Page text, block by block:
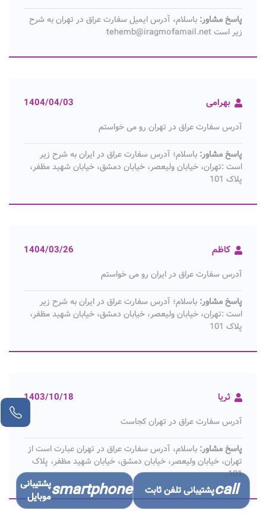
پاسخ مشاور: باسلام، آدرس ایمیل سفارت عراق در تهران به شرح
زیر است tehemb@iragmofamail.net
بهرامی 1404/04/03
آدرس سفارت عراق در تهران رو می خواستم
پاسخ مشاور: باسلام؛ آدرس سفارت عراق در ایران به شرح زیر
است :تهران، خیابان ولیعصر، خیابان دمشق، خیابان شهید مظفر،
پلاک 101
کاظم 1404/03/26
آدرس سفارت عراق در ایران رو می خواستم
پاسخ مشاور: باسلام؛ آدرس سفارت عراق در ایران به شرح زیر
است :تهران، خیابان ولیعصر، خیابان دمشق، خیابان شهید مظفر،
پلاک 101
ثریا 1403/10/18
آدرس سفارت عراق در تهران کجاست
پاسخ مشاور: باسلام، آدرس سفارت عراق در تهران عبارت است از
تهران، خیابان ولیعصر، خیابان دمشق، خیابان شهید مظفر، پلاک
101.
callپشتیبانی تلفن ثابت smartphoneپشتیبانی
موبایل